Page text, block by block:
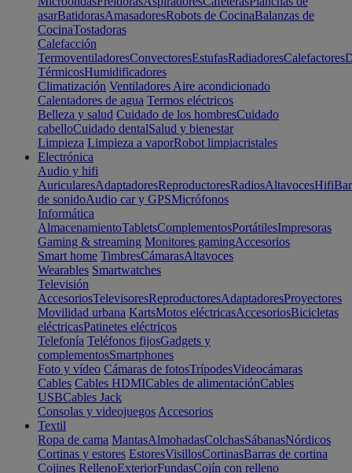
asarBatidorasAmasadoresRobots de CocinaBalanzas de
CocinaTostadoras
Calefacción
TermoventiladoresConvectoresEstufasRadiadoresCalefactores
TérmicosHumidificadores
Climatización Ventiladores Aire acondicionado
Calentadores de agua Termos eléctricos
Belleza y salud Cuidado de los hombresCuidado
cabelloCuidado dentalSalud y bienestar
Limpieza Limpieza a vaporRobot limpiacristales
Electrónica
Audio y hifi
AuricularesAdaptadoresReproductoresRadiosAltavocesHifi
de sonidoAudio car y GPSMicrófonos
Informática
AlmacenamientoTabletsComplementosPortátilesImpresoras
Gaming & streaming Monitores gamingAccesorios
Smart home TimbresCámarasAltavoces
Wearables Smartwatches
Televisión
AccesoriosTelevisoresReproductoresAdaptadoresProyectores
Movilidad urbana KartsMotos eléctricasAccesoriosBicicletas
eléctricasPatinetes eléctricos
Telefonía Teléfonos fijosGadgets y
complementosSmartphones
Foto y vídeo Cámaras de fotosTrípodesVideocámaras
Cables Cables HDMICables de alimentaciónCables
USBCables Jack
Consolas y videojuegos Accesorios
Textil
Ropa de cama MantasAlmohadasColchasSábanasNórdicos
Cortinas y estores EstoresVisillosCortinasBarras de cortina
Cojines RellenoExteriorFundasCojín con relleno